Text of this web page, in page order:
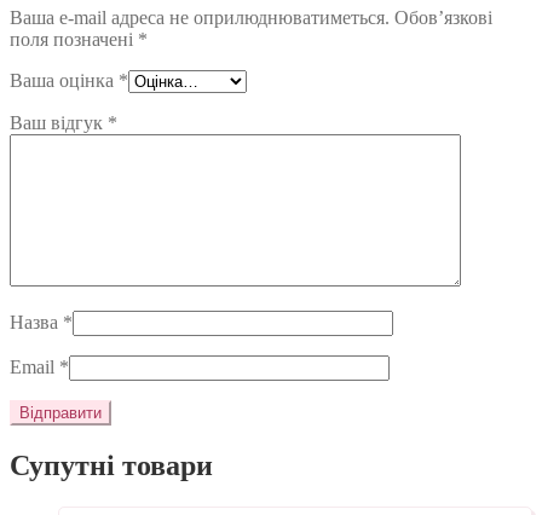
Ваша e-mail адреса не оприлюднюватиметься. Обов’язкові
поля позначені *
Ваша оцінка *
Ваш відгук *
Назва *
Email *
Супутні товари